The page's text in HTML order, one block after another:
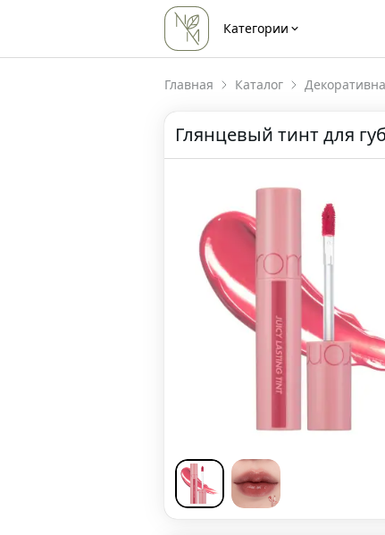
Категории
Главная Каталог
Глянцевый тинт для